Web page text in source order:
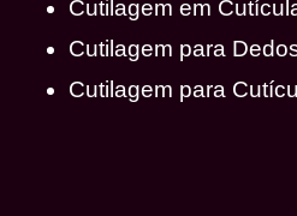
Cutilagem em
Cutilagem para
Cutilagem para